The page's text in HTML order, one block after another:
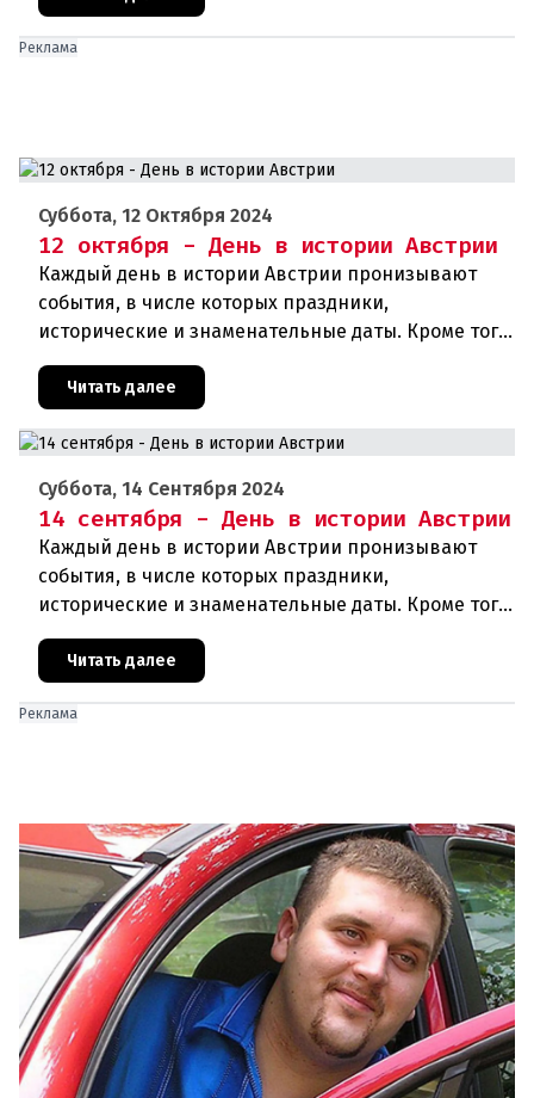
Реклама
Суббота, 12 Октября 2024
12 октября - День в истории Австрии
Каждый день в истории Австрии пронизывают
события, в числе которых праздники,
исторические и знаменательные даты. Кроме того,
дни рождения различных деятелей страны, а
также дни их смерти. Что же прои
Читать далее
Суббота, 14 Сентября 2024
14 сентября - День в истории Австрии
Каждый день в истории Австрии пронизывают
события, в числе которых праздники,
исторические и знаменательные даты. Кроме того
дни рождения различных деятелей Австрии, а
также дни их смерти. Что же прои
Читать далее
Реклама